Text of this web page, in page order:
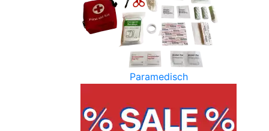
Paramedisch